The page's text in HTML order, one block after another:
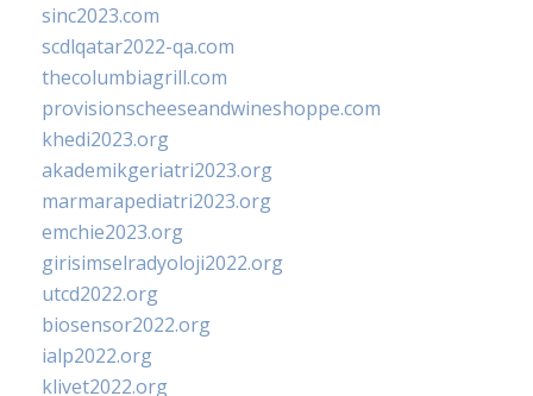
sinc2023.com
scdlqatar2022-qa.com
thecolumbiagrill.com
provisionscheeseandwineshoppe.com
khedi2023.org
akademikgeriatri2023.org
marmarapediatri2023.org
emchie2023.org
girisimselradyoloji2022.org
utcd2022.org
biosensor2022.org
ialp2022.org
klivet2022.org